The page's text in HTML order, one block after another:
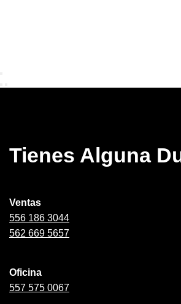
Tienes Alguna
Ventas
556 186 3044
562 669 5657
Oficina
557 575 0067